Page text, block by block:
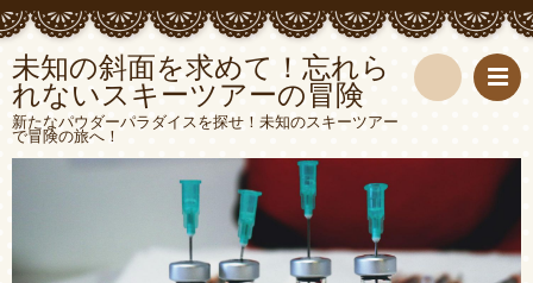
未知の斜面を求めて！忘れら
れないスキーツアーの冒険
新たなパウダーパラダイスを探せ！未知のスキーツアー
で冒険の旅へ！